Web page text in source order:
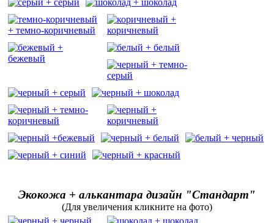
Экокожа + алькантара дизайн "Стандарт"
(Для увеличения кликните на фото)